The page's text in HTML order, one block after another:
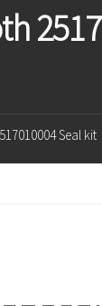
Seal kit